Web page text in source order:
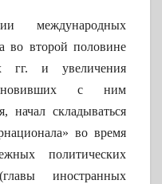
международных
во второй половине
гг. и увеличения
с ним
начал складываться
во время
политических
иностранных